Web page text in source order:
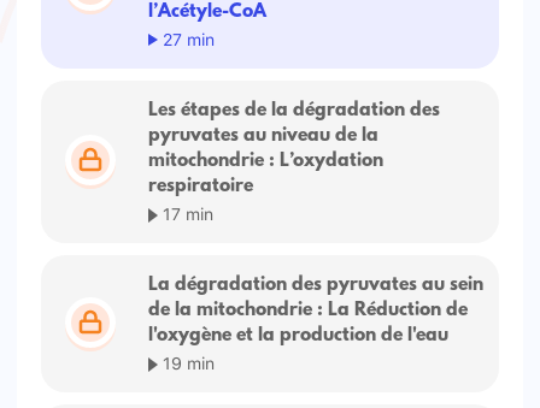
l’Acétyle-CoA
27 min
Les étapes de la dégradation des
pyruvates au niveau de la
mitochondrie : L’oxydation
respiratoire
17 min
La dégradation des pyruvates au sein
de la mitochondrie : La Réduction de
l'oxygène et la production de l'eau
19 min